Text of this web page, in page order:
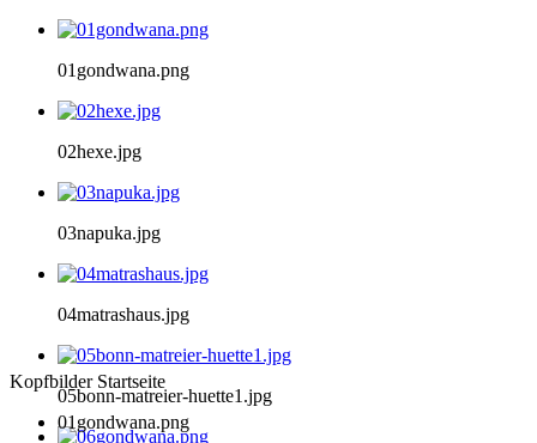
01gondwana.png
02hexe.jpg
03napuka.jpg
04matrashaus.jpg
05bonn-matreier-huette1.jpg
Kopfbilder Startseite
01gondwana.png